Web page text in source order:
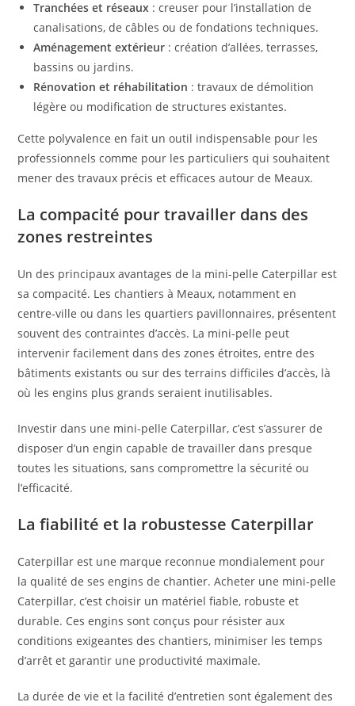
Tranchées et réseaux : creuser pour l’installation de
canalisations, de câbles ou de fondations techniques.
Aménagement extérieur : création d’allées, terrasses,
bassins ou jardins.
Rénovation et réhabilitation : travaux de démolition
légère ou modification de structures existantes.
Cette polyvalence en fait un outil indispensable pour les
professionnels comme pour les particuliers qui souhaitent
mener des travaux précis et efficaces autour de Meaux.
La compacité pour travailler dans des
zones restreintes
Un des principaux avantages de la mini-pelle Caterpillar est
sa compacité. Les chantiers à Meaux, notamment en
centre-ville ou dans les quartiers pavillonnaires, présentent
souvent des contraintes d’accès. La mini-pelle peut
intervenir facilement dans des zones étroites, entre des
bâtiments existants ou sur des terrains difficiles d’accès, là
où les engins plus grands seraient inutilisables.
Investir dans une mini-pelle Caterpillar, c’est s’assurer de
disposer d’un engin capable de travailler dans presque
toutes les situations, sans compromettre la sécurité ou
l’efficacité.
La fiabilité et la robustesse Caterpillar
Caterpillar est une marque reconnue mondialement pour
la qualité de ses engins de chantier. Acheter une mini-pelle
Caterpillar, c’est choisir un matériel fiable, robuste et
durable. Ces engins sont conçus pour résister aux
conditions exigeantes des chantiers, minimiser les temps
d’arrêt et garantir une productivité maximale.
La durée de vie et la facilité d’entretien sont également des